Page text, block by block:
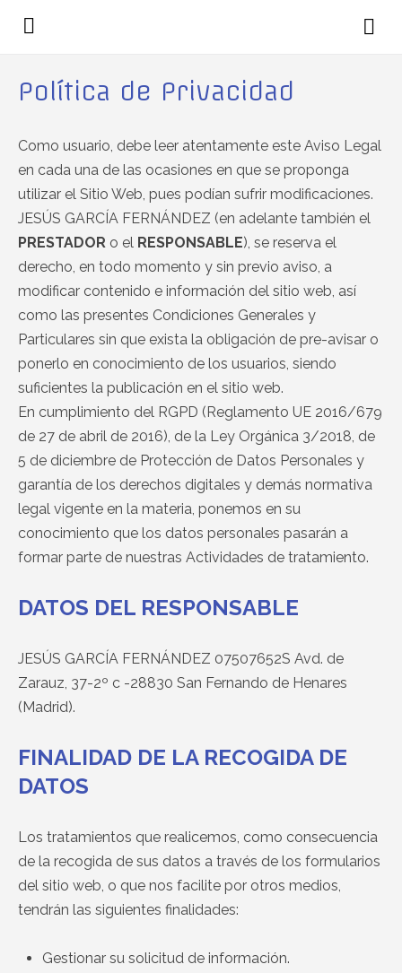
Política de Privacidad
Como usuario, debe leer atentamente este Aviso Legal
en cada una de las ocasiones en que se proponga
utilizar el Sitio Web, pues podían sufrir modificaciones.
JESÚS GARCÍA FERNÁNDEZ (en adelante también el
PRESTADOR o el RESPONSABLE), se reserva el
derecho, en todo momento y sin previo aviso, a
modificar contenido e información del sitio web, así
como las presentes Condiciones Generales y
Particulares sin que exista la obligación de pre-avisar o
ponerlo en conocimiento de los usuarios, siendo
suficientes la publicación en el sitio web.
En cumplimiento del RGPD (Reglamento UE 2016/679
de 27 de abril de 2016), de la Ley Orgánica 3/2018, de
5 de diciembre de Protección de Datos Personales y
garantía de los derechos digitales y demás normativa
legal vigente en la materia, ponemos en su
conocimiento que los datos personales pasarán a
formar parte de nuestras Actividades de tratamiento.
DATOS DEL RESPONSABLE
JESÚS GARCÍA FERNÁNDEZ 07507652S Avd. de
Zarauz, 37-2º c -28830 San Fernando de Henares
(Madrid).
FINALIDAD DE LA RECOGIDA DE
DATOS
Los tratamientos que realicemos, como consecuencia
de la recogida de sus datos a través de los formularios
del sitio web, o que nos facilite por otros medios,
tendrán las siguientes finalidades:
Gestionar su solicitud de información.